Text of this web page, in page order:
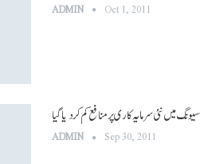
ADMIN Oct 1, 2011
ADMIN Sep 30, 2011